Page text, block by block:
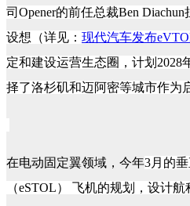
司Opener的前任总裁Ben Diachun
设想 （详见： 现代汽车发布
定和建设运营生态圈，计划 2028
择了洛杉矶和迈阿密等城市作为
在电动固定翼领域，今年3月的
（eSTOL） 飞机的规划，设计